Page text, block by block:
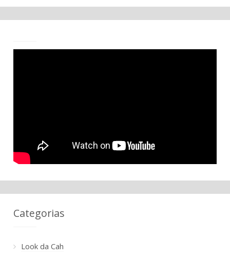
Categorias
Look da Cah